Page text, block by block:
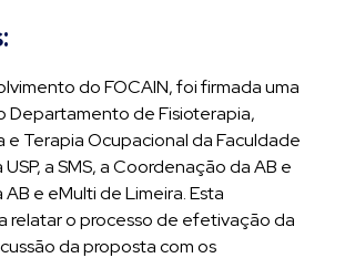
do FOCAIN, foi firmada uma
Departamento de Fisioterapia,
e Terapia Ocupacional da Faculdade
a SMS, a Coordenação da AB e
e eMulti de Limeira. Esta
relatar o processo de efetivação da
da proposta com os